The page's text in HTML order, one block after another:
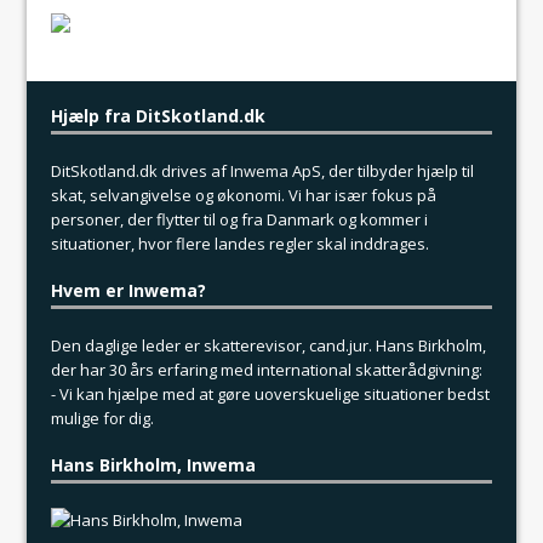
Hjælp fra DitSkotland.dk
DitSkotland.dk drives afInwema ApS, der tilbyder hjælp til
skat, selvangivelse og økonomi. Vi har især fokus på
personer, der flytter til og fra Danmark og kommer i
situationer, hvor flere landes regler skal inddrages.
Hvem er Inwema?
Den daglige leder er skatterevisor, cand.jur. Hans Birkholm,
der har 30 års erfaring med international skatterådgivning:
- Vi kan hjælpe med at gøre uoverskuelige situationer bedst
mulige for dig.
Hans Birkholm, Inwema